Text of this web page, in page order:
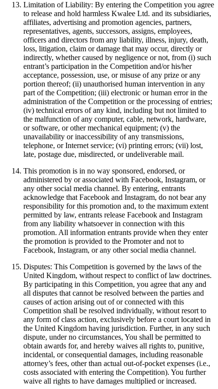
Limitation of Liability: By entering the Competition you agree
to release and hold harmless Kwalee Ltd. and its subsidiaries,
affiliates, advertising and promotion agencies, partners,
representatives, agents, successors, assigns, employees,
officers and directors from any liability, illness, injury, death,
loss, litigation, claim or damage that may occur, directly or
indirectly, whether caused by negligence or not, from (i) such
entrant’s participation in the Competition and/or his/her
acceptance, possession, use, or misuse of any prize or any
portion thereof; (ii) unauthorised human intervention in any
part of the Competition; (iii) electronic or human error in the
administration of the Competition or the processing of entries;
(iv) technical errors of any kind, including but not limited to
the malfunction of any computer, cable, network, hardware,
or software, or other mechanical equipment; (v) the
unavailability or inaccessibility of any transmissions,
telephone, or Internet service; (vi) printing errors; (vii) lost,
late, postage due, misdirected, or undeliverable mail.
This promotion is in no way sponsored, endorsed, or
administered by or associated with Facebook, Instagram, or
any other social media channel. By entering, entrants
acknowledge that Facebook and Instagram, do not bear any
responsibility for this promotion and, to the maximum extent
permitted by law, entrants release Facebook and Instagram
from any liability whatsoever in connection with this
promotion. All information entrants provide when they enter
the promotion is provided to the Promoter and not to
Facebook, Instagram, or any other social media channel.
Disputes: This Competition is governed by the laws of the
United Kingdom, without respect to conflict of law doctrines.
By participating in this Competition, you agree that any and
all disputes that cannot be resolved between the parties and
causes of action arising out of or connected with this
Competition shall be resolved individually, without resort to
any form of class action, exclusively before a court located in
the United Kingdom having jurisdiction. Further, in any such
dispute, under no circumstances, You shall be permitted to
obtain awards for, and hereby waives all rights to, punitive,
incidental, or consequential damages, including reasonable
attorney’s fees, other than actual out-of-pocket expenses (i.e.,
costs associated with entering the Competition). You further
waive all rights to have damages multiplied or increased.